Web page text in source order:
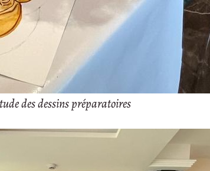
des dessins préparatoires